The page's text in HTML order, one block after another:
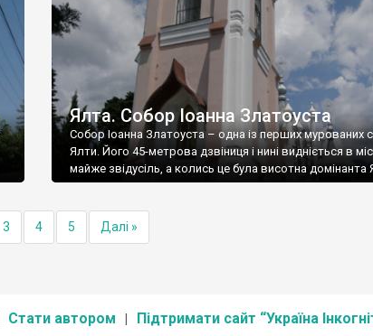
Ялта. Собор Іоанна Златоуста
Собор Іоанна Златоуста – одна із перших мурованих
Ялти. Його 45-метрова дзвіниця і нині видніється в
майже звідусіль, а колись це була висотна домінанта
3 4 5 Далі »
Стати автором Підтримати сайт “Україна